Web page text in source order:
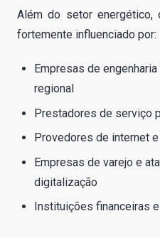
Além do setor
fortemente influenciado por:
Empresas de
regional
Prestadores de serviço
Provedores de internet
Empresas de varejo e
digitalização
Instituições financeiras